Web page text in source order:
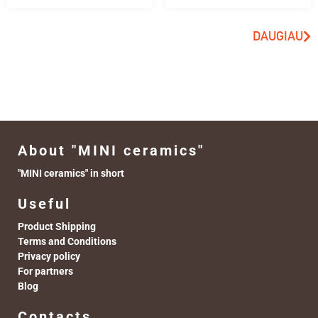
DAUGIAU
About "MINI ceramics"
"MINI ceramics" in short
Useful
Product Shipping
Terms and Conditions
Privacy policy
For partners
Blog